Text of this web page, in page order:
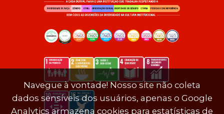
Navegue à vontade! Nosso site não coleta
dados sensíveis dos usuários, apenas o Google
Analytics armazena cookies para estatísticas de